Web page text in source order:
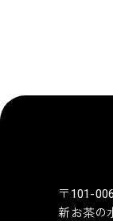
〒101-
新お茶の